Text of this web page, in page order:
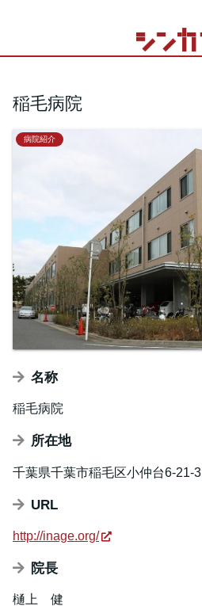
稲毛病院
病院紹介
名称
稲毛病院
所在地
千葉県千葉市稲毛区小仲台6-21-3
URL
http://inage.org/
院長
樋上 健